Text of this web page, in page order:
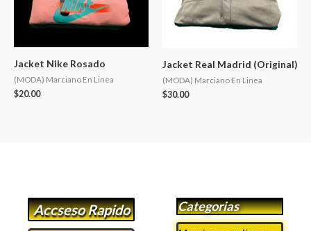
Jacket Nike Rosado
(MODA) Marciano En Linea
$20.00
Jacket Real Madrid (Original)
(MODA) Marciano En Linea
$30.00
Accseso Rapido Categorias